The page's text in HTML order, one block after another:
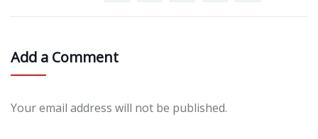
Add a Comment
Your email address will not be published.